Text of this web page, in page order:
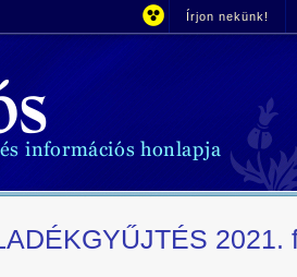
Írjon nekünk!
2021.